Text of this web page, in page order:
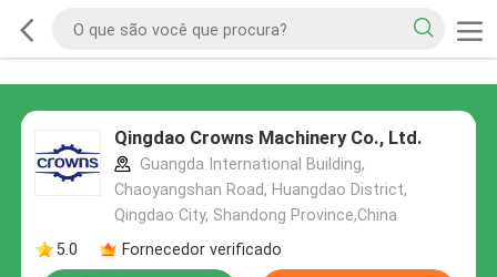
Qingdao Crowns Machinery Co., Ltd.
Guangda International Building,
Chaoyangshan Road, Huangdao District,
Qingdao City, Shandong Province,China
5.0
Fornecedor verificado